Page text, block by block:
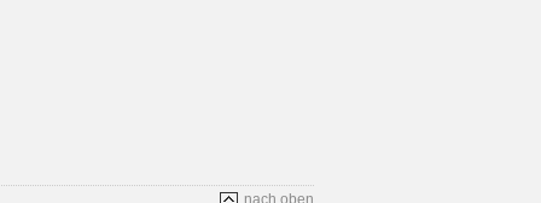
nach oben